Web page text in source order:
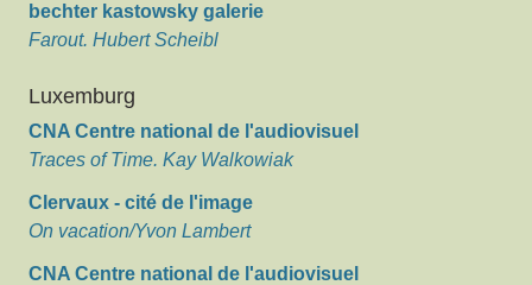
bechter kastowsky galerie
Farout. Hubert Scheibl
Luxemburg
CNA Centre national de l'audiovisuel
Traces of Time. Kay Walkowiak
Clervaux - cité de l'image
On vacation/Yvon Lambert
CNA Centre national de l'audiovisuel